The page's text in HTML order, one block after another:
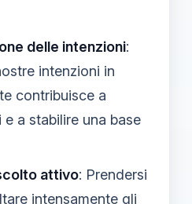
delle intenzioni:
intenzioni in
contribuisce a
a stabilire una base
attivo: Prendersi
intensamente gli